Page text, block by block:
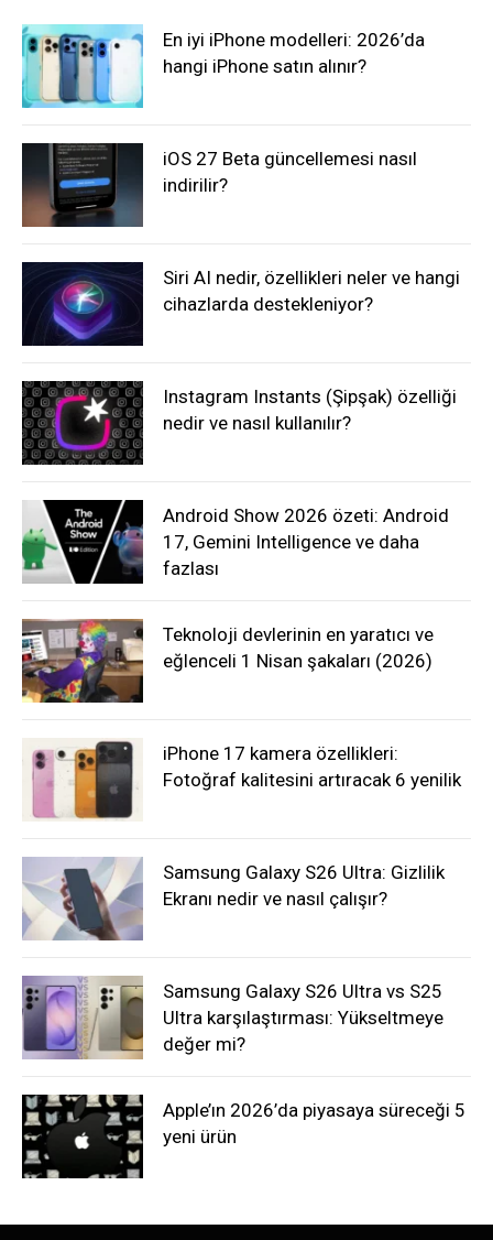
En iyi iPhone modelleri: 2026’da
hangi iPhone satın alınır?
iOS 27 Beta güncellemesi nasıl
indirilir?
Siri AI nedir, özellikleri neler ve hangi
cihazlarda destekleniyor?
Instagram Instants (Şipşak) özelliği
nedir ve nasıl kullanılır?
Android Show 2026 özeti: Android
17, Gemini Intelligence ve daha
fazlası
Teknoloji devlerinin en yaratıcı ve
eğlenceli 1 Nisan şakaları (2026)
iPhone 17 kamera özellikleri:
Fotoğraf kalitesini artıracak 6 yenilik
Samsung Galaxy S26 Ultra: Gizlilik
Ekranı nedir ve nasıl çalışır?
Samsung Galaxy S26 Ultra vs S25
Ultra karşılaştırması: Yükseltmeye
değer mi?
Apple’ın 2026’da piyasaya süreceği 5
yeni ürün